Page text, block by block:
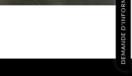
DEMANDE D'INFORMATIONS